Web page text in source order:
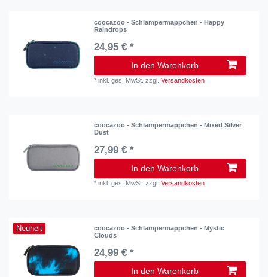
coocazoo - Schlampermäppchen - Happy
Raindrops
24,95 € *
In den Warenkorb
*inkl. ges. MwSt. zzgl.Versandkosten
coocazoo - Schlampermäppchen - Mixed Silver
Dust
27,99 € *
In den Warenkorb
*inkl. ges. MwSt. zzgl.Versandkosten
Neuheit
coocazoo - Schlampermäppchen - Mystic
Clouds
24,99 € *
In den Warenkorb